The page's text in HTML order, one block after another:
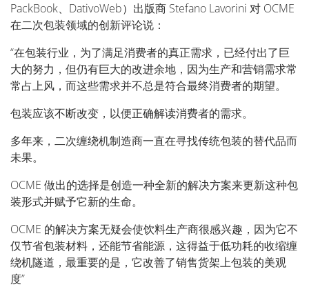
PackBook、DativoWeb）出版商 Stefano Lavorini 对 OCME
在二次包装领域的创新评论说：
“在包装行业，为了满足消费者的真正需求，已经付出了巨
大的努力，但仍有巨大的改进余地，因为生产和营销需求常
常占上风，而这些需求并不总是符合最终消费者的期望。
包装应该不断改变，以便正确解读消费者的需求。
多年来，二次缠绕机制造商一直在寻找传统包装的替代品而
未果。
OCME 做出的选择是创造一种全新的解决方案来更新这种包
装形式并赋予它新的生命。
OCME 的解决方案无疑会使饮料生产商很感兴趣，因为它不
仅节省包装材料，还能节省能源，这得益于低功耗的收缩缠
绕机隧道，最重要的是，它改善了销售货架上包装的美观
度”